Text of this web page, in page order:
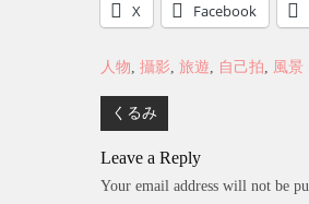
X Facebook
人物, 攝影, 旅遊, 自己拍, 風景
Post
navigation
くるみ
Leave a Reply
Your email address will not be